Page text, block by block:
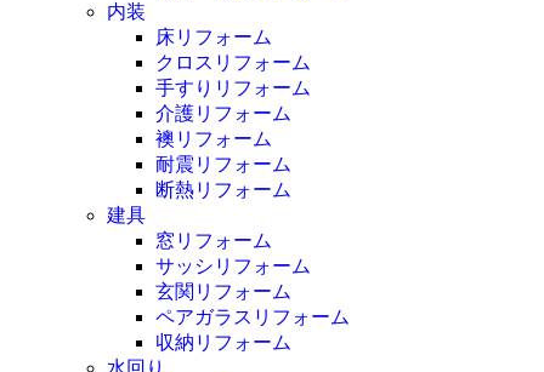
内装
床リフォーム
クロスリフォーム
手すりリフォーム
介護リフォーム
襖リフォーム
耐震リフォーム
断熱リフォーム
建具
窓リフォーム
サッシリフォーム
玄関リフォーム
ペアガラスリフォーム
収納リフォーム
水回り